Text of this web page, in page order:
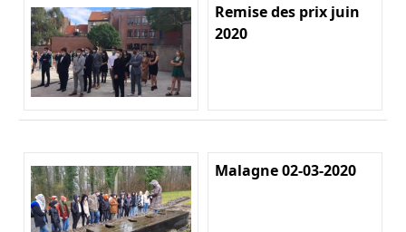
Remise des prix juin
2020
Malagne 02-03-2020